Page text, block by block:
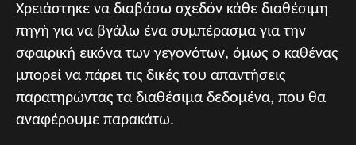
Χρειάστηκε να διαβάσω σχεδόν κάθε διαθέσιμη
πηγή για να βγάλω ένα συμπέρασμα για την
σφαιρική εικόνα των γεγονότων, όμως ο καθένας
μπορεί να πάρει τις δικές του απαντήσεις
παρατηρώντας τα διαθέσιμα δεδομένα, που θα
αναφέρουμε παρακάτω.